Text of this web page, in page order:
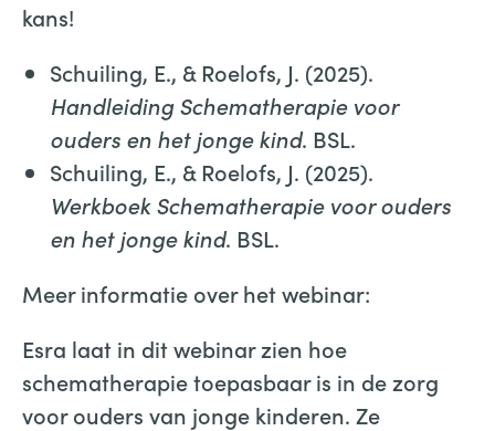
kans!
Schuiling, E., & Roelofs, J. (2025).
Handleiding Schematherapie voor
ouders en het jonge kind. BSL.
Schuiling, E., & Roelofs, J. (2025).
Werkboek Schematherapie voor ouders
en het jonge kind. BSL.
Meer informatie over het webinar:
Esra laat in dit webinar zien hoe
schematherapie toepasbaar is in de zorg
voor ouders van jonge kinderen. Ze